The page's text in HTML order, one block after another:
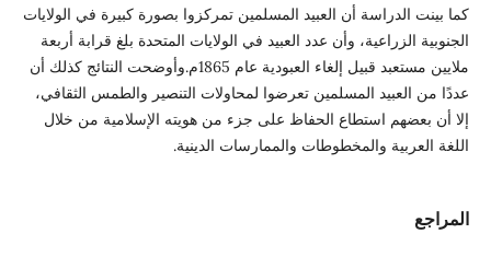
كما بينت الدراسة أن العبيد المسلمين تمركزوا بصورة كبيرة في الولايات
الجنوبية الزراعية، وأن عدد العبيد في الولايات المتحدة بلغ قرابة أربعة
ملايين مستعبد قبيل إلغاء العبودية عام 1865م.وأوضحت النتائج كذلك أن
عددًا من العبيد المسلمين تعرضوا لمحاولات التنصير والطمس الثقافي،
إلا أن بعضهم استطاع الحفاظ على جزء من هويته الإسلامية من خلال
اللغة العربية والمخطوطات والممارسات الدينية.
المراجع